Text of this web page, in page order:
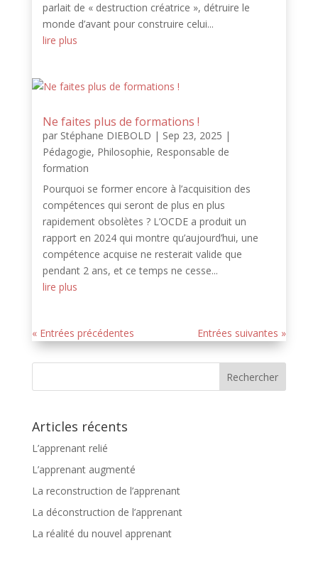
parlait de « destruction créatrice », détruire le
monde d’avant pour construire celui...
lire plus
Ne faites plus de formations !
par Stéphane DIEBOLD | Sep 23, 2025 |
Pédagogie, Philosophie, Responsable de
formation
Pourquoi se former encore à l’acquisition des
compétences qui seront de plus en plus
rapidement obsolètes ? L’OCDE a produit un
rapport en 2024 qui montre qu’aujourd’hui, une
compétence acquise ne resterait valide que
pendant 2 ans, et ce temps ne cesse...
lire plus
« Entrées précédentes Entrées suivantes »
Articles récents
L’apprenant relié
L’apprenant augmenté
La reconstruction de l’apprenant
La déconstruction de l’apprenant
La réalité du nouvel apprenant